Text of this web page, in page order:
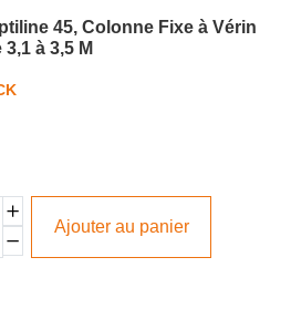
45, Colonne Fixe à Vérin
à 3,5 M
Ajouter au panier